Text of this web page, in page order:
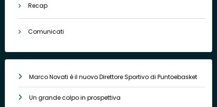
Recap
Comunicati
Marco Novati è il nuovo Direttore Sportivo di Puntoebasket
Un grande colpo in prospettiva